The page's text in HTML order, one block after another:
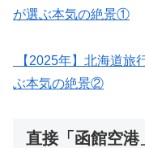
が選ぶ本気の絶景①
【2025年】北海道旅
ぶ本気の絶景②
直接「函館空